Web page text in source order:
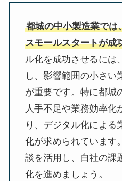
都城の中小製造業では
スモールスタートが成
ル化を成功させるには
し、影響範囲の小さい
が重要です。特に都城
人手不足や業務効率化
り、デジタル化による
化が求められています
談を活用し、自社の課
化を進めましょう。